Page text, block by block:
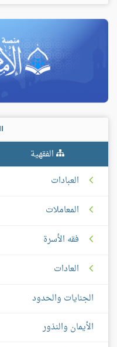
الفقهية
العبادات
المعاملات
فقه الأسرة
العادات
الجنايات والحدود
الأيمان والنذور